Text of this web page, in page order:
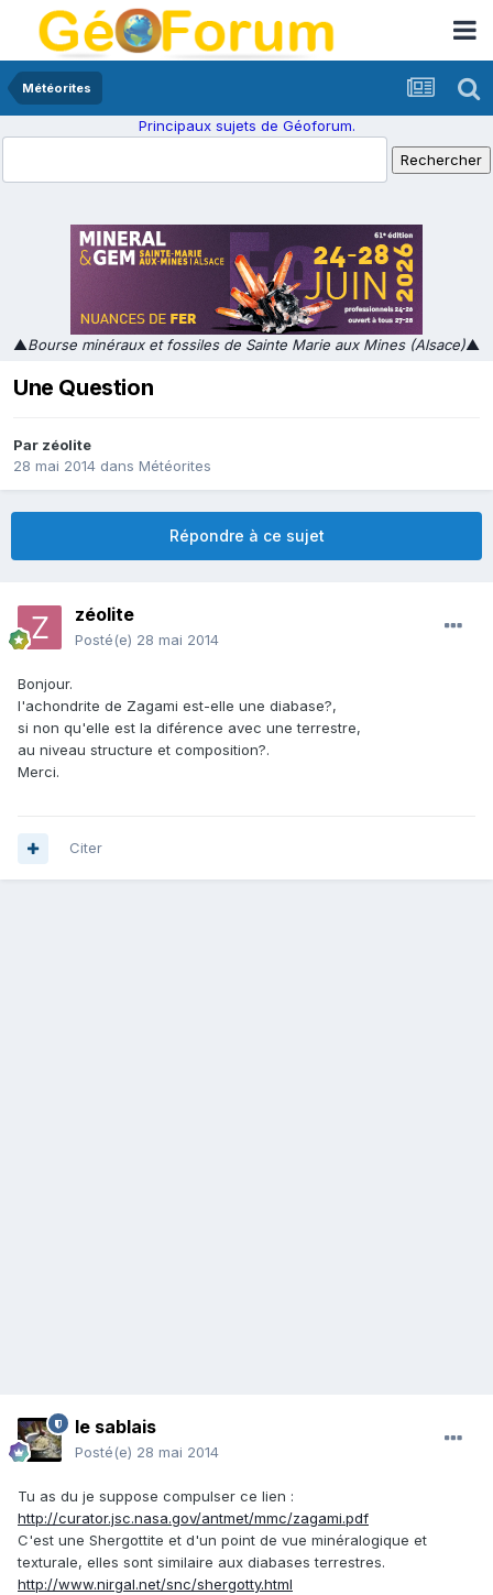
Météorites
Principaux sujets de Géoforum.
▲Bourse minéraux et fossiles de Sainte Marie aux Mines (Alsace)▲
Une Question
Par zéolite
28 mai 2014 dans Météorites
Répondre à ce sujet
zéolite
Posté(e) 28 mai 2014
Bonjour.
l'achondrite de Zagami est-elle une diabase?,
si non qu'elle est la diférence avec une terrestre,
au niveau structure et composition?.
Merci.
Citer
le sablais
Posté(e) 28 mai 2014
Tu as du je suppose compulser ce lien :
http://curator.jsc.nasa.gov/antmet/mmc/zagami.pdf
C'est une Shergottite et d'un point de vue minéralogique et
texturale, elles sont similaire aux diabases terrestres.
http://www.nirgal.net/snc/shergotty.html